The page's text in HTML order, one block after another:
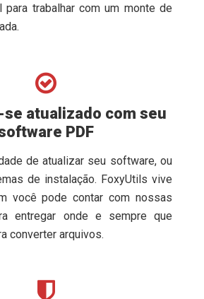
para trabalhar com um monte de
atualizado com seu
PDF
de atualizar seu software, ou
de instalação. FoxyUtils vive
você pode contar com nossas
entregar onde e sempre que
converter arquivos.